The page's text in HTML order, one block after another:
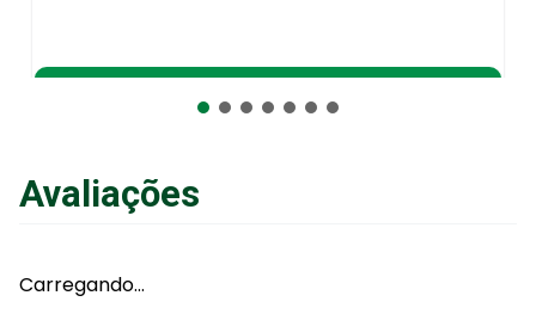
Avaliações
Carregando…